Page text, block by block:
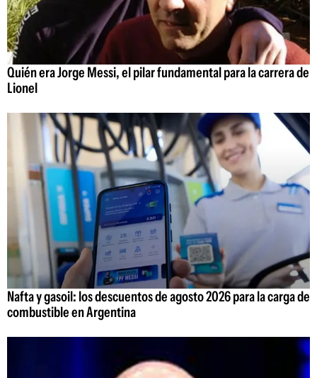
Quién era Jorge Messi, el pilar fundamental para la carrera de
Lionel
Nafta y gasoil: los descuentos de agosto 2026 para la carga de
combustible en Argentina